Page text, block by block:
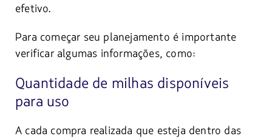
efetivo.
Para começar seu planejamento é importante
verificar algumas informações, como:
Quantidade de milhas disponíveis
para uso
A cada compra realizada que esteja dentro das